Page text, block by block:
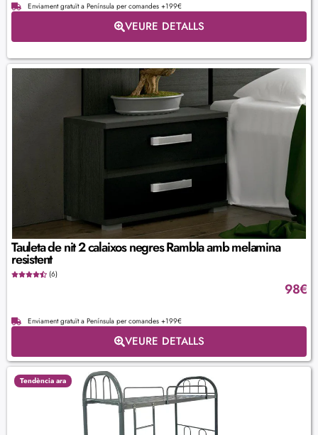
Enviament gratuït a Península per comandes +199€
VEURE DETALLS
Tauleta de nit 2 calaixos negres Rambla amb melamina
resistent
(6)
98€
Enviament gratuït a Península per comandes +199€
VEURE DETALLS
Tendència ara